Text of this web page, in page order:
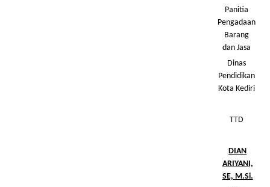
Panitia
Pengadaan
Barang
dan Jasa
Dinas
Pendidikan
Kota Kediri
TTD
DIAN
ARIYANI,
SE, M.Si.